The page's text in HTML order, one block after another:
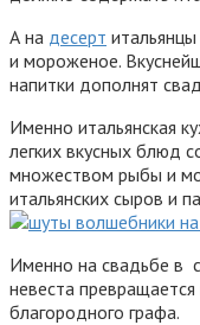
А на десерт
и мороженое.
напитки дополнят
Именно итальянская
легких вкусных блюд
множеством рыбы и
итальянских сыров и
Именно на свадьбе в
невеста
благородного графа.